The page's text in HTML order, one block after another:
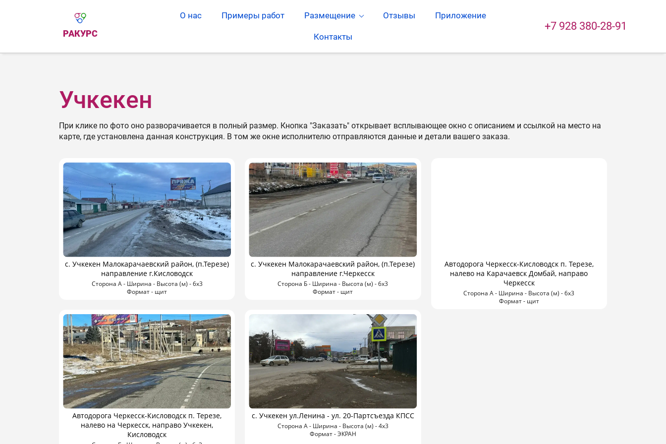
РАКУРС
О нас Примеры работ Размещение Отзывы Приложение
Контакты
+7 928 380-28-91
Учкекен
При клике по фото оно разворачивается в полный размер. Кнопка "Заказать" открывает всплывающее окно с описанием и ссылкой на место на
карте, где установлена данная конструкция. В том же окне исполнителю отправляются данные и детали вашего заказа.
с. Учкекен Малокарачаевский район, (п.Терезе)
направление г.Кисловодск
Сторона А - Ширина - Высота (м) - 6х3
Формат - щит
с. Учкекен Малокарачаевский район, (п.Терезе)
направление г.Черкесск
Сторона Б - Ширина - Высота (м) - 6х3
Формат - щит
Автодорога Черкесск-Кисловодск п. Терезе,
налево на Карачаевск Домбай, направо
Черкесск
Сторона А - Ширина - Высота (м) - 6х3
Формат - щит
Автодорога Черкесск-Кисловодск п. Терезе,
налево на Черкесск, направо Учкекен,
Кисловодск
с. Учкекен ул.Ленина - ул. 20-Партсъезда КПСС
Сторона А - Ширина - Высота (м) - 4х3
Формат - ЭКРАН